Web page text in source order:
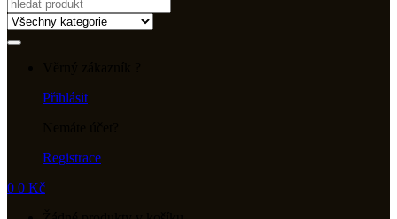
for:
Přihlásit
Registrace
0 0 Kč